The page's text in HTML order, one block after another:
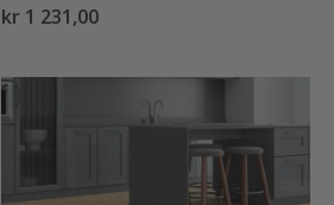
kr 1 231,00